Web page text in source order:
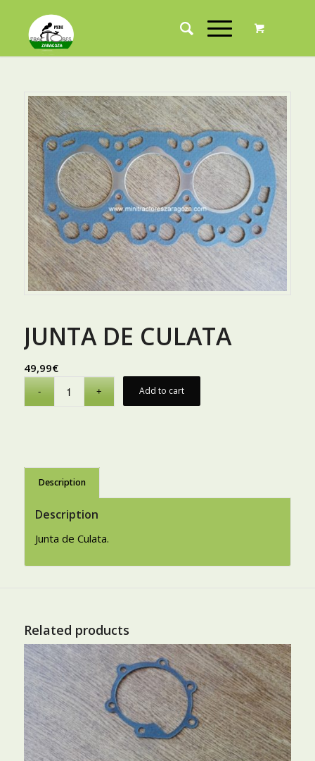
JUNTA DE CULATA
49,99€
Add to cart
Description
Description
Junta de Culata.
Related products